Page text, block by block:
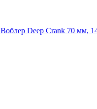
Воблер Deep Crank 70 мм,